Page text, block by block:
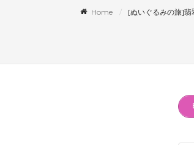
Home [ぬいぐるみの旅]